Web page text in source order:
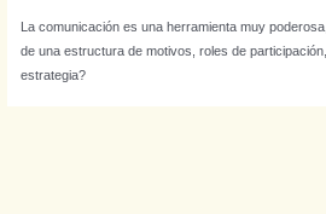
La comunicación es una herramienta muy
de una estructura de motivos, roles de
estrategia?